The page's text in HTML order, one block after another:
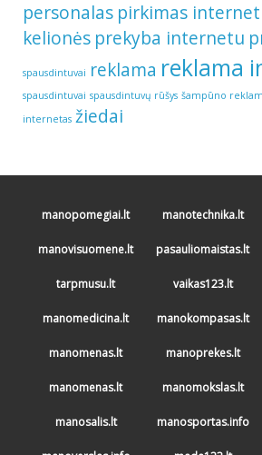
personalas pirkimas
kelionės prekyba internetu
spausdintuvai reklama reklama
spausdintuvai spausdintuvų rūšys šampūno
internetas žiedai
manopomegiai.lt manotechnika.lt
manovisuomene.lt pasauliomaistas.lt
tarpmusu.lt vaikas123.lt
manomedicina.lt manokompasas.lt
manomenas.lt manoprekes.lt
manomenas.lt manomokslas.lt
manosalis.lt manosportas.info